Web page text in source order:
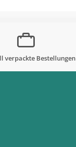
verpackte Bestellungen